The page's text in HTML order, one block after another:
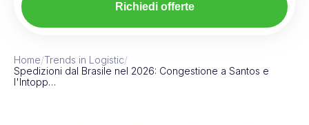
Richiedi offerte
Home/Trends in Logistic/
Spedizioni dal Brasile nel 2026: Congestione a Santos e
l'Intopp…